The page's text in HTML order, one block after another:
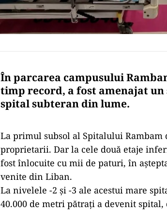
În parcarea campusului
timp record, a fost amenajat
spital subteran din lume.
La primul subsol al Spitalului
proprietarii. Dar la cele două etaje
fost înlocuite cu mii de paturi, în
venite din Liban.
La nivelele -2 și -3 ale acestui mare
40.000 de metri pătrați a devenit